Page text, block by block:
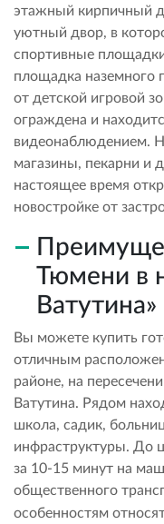
этажный кирпичный
уютный двор, в
спортивные
площадка наземного
от детской игровой
ограждена и
видеонаблюдением.
магазины, пекарни и
настоящее время
новостройке от
Тюмени в
Ватутина»
Вы можете купить
отличным
районе, на
Ватутина. Рядом
школа, садик,
инфраструктуры. До
за 10-15 минут на
общественного
особенностям